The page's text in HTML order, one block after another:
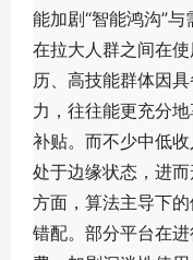
能加剧“智能鸿沟”
在拉大人群之间在
历、高技能群体因
力，往往能更充分
补贴。而不少中低
处于边缘状态，进
方面，算法主导下
错配。部分平台在